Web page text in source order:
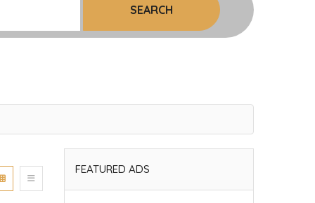
SEARCH
FEATURED ADS